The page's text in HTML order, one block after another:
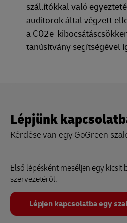
szállítókkal való
auditorok által végzett
a CO2e-
tanúsítvány segítségével
Lépjünk
Kérdése van egy GoGreen
Első lépésként meséljen egy kicsit
szervezetéről.
Lépjen kapcsolatba egy